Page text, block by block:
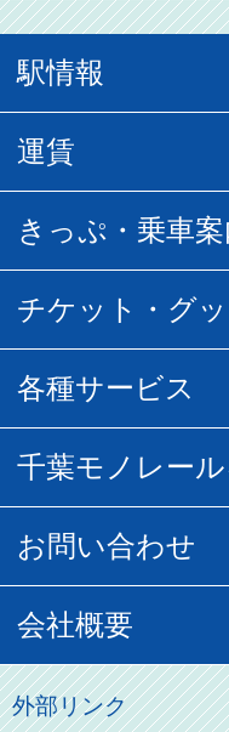
駅情報
駅情報
所要時間
空の散歩道
URBAN FLYER時刻表
運賃
普通運賃
団体乗車
貸切列車
きっぷ・乗車案
乗車券の種類
フリーきっぷ
記念切符
割引制度
その他のご案内
チケット・グ
駅窓口販売チケット
葭川となみグッズ
初音ミクグッズ
俺の妹。
各種サービス
モノちゃんトラベル
広告募集
直営駐車場パーク＆ラ
千葉モノレー
営業距離世界最長
モノちゃん
お問い合わせ
お客様の声
よくあるご質問
会社概要
会社概要
外部リンク